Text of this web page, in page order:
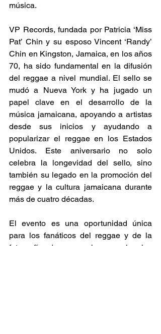
música.
VP Records, fundada por Patricia ‘Miss
Pat’ Chin y su esposo Vincent ‘Randy’
Chin en Kingston, Jamaica, en los años
70, ha sido fundamental en la difusión
del reggae a nivel mundial. El sello se
mudó a Nueva York y ha jugado un
papel clave en el desarrollo de la
música jamaicana, apoyando a artistas
desde sus inicios y ayudando a
popularizar el reggae en los Estados
Unidos. Este aniversario no solo
celebra la longevidad del sello, sino
también su legado en la promoción del
reggae y la cultura jamaicana durante
más de cuatro décadas.
El evento es una oportunidad única
para los fanáticos del reggae y de la
fotografía de sumergirse en la rica